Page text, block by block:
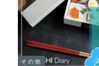
その他